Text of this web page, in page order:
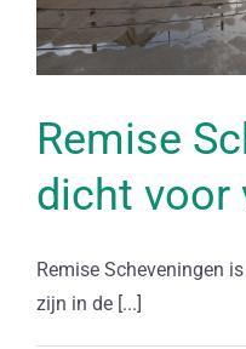
Remise
dicht voor
Remise Scheveningen
zijn in de [...]